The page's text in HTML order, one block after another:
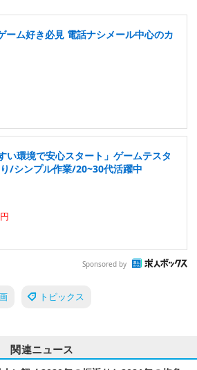
ーム好き必見 電話ナシメール中心のカ
い環境で安心スタート」ゲームテスタ
/シンプル作業/20~30代活躍中
Sponsored by
トピックス
関連ニュース